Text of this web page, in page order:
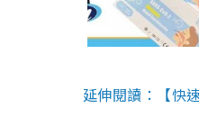
延伸閱讀：【快